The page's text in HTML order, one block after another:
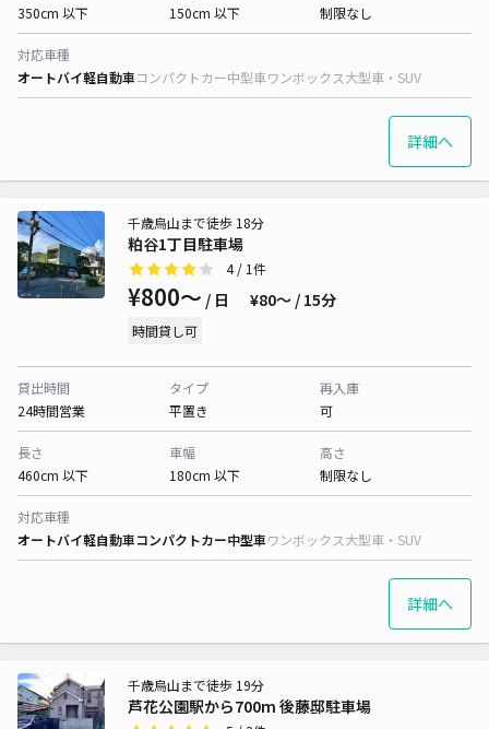
350cm 以下
150cm 以下
制限なし
対応車種
オートバイ軽自動車コンパクトカー中型車ワンボックス大型車・SUV
詳細へ
粕谷1丁目駐車場
千歳烏山まで徒歩 18分
4/ 1件
¥800〜 / 日 ¥80〜 / 15分
時間貸し可
貸出時間
24時間営業
タイプ
平置き
再入庫
可
長さ
460cm 以下
車幅
180cm 以下
高さ
制限なし
対応車種
オートバイ軽自動車コンパクトカー中型車ワンボックス大型車・SUV
詳細へ
芦花公園駅から700m 後藤邸駐車場
千歳烏山まで徒歩 19分